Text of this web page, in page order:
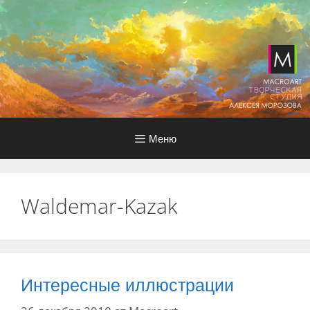
Перейти
к
содержимому
Меню
Waldemar-Kazak
Интересные иллюстрации